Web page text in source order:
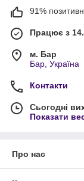
91%
Працює з
м. Бар
Бар, Україна
Контакти
Сьогодні
Показати
Про нас